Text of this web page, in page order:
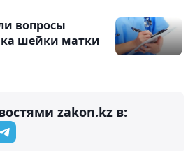
вопросы
шейки матки
zakon.kz в: